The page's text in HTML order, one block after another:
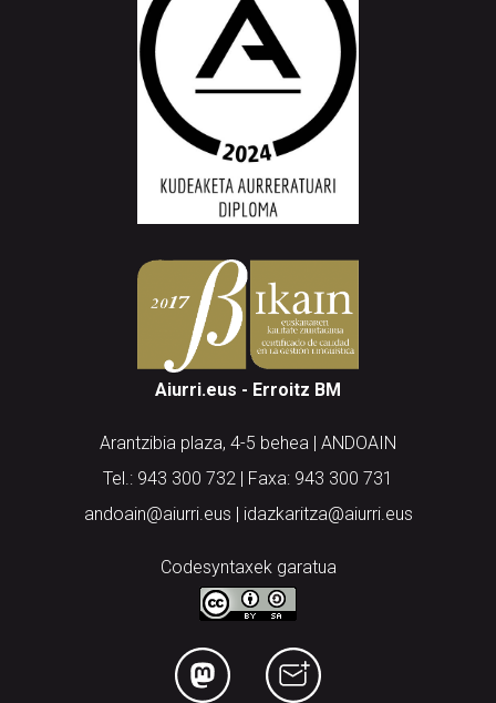
Aiurri.eus - Erroitz BM
Arantzibia plaza, 4-5 behea | ANDOAIN
Tel.: 943 300 732 | Faxa: 943 300 731
andoain@aiurri.eus | idazkaritza@aiurri.eus
Codesyntaxek garatua